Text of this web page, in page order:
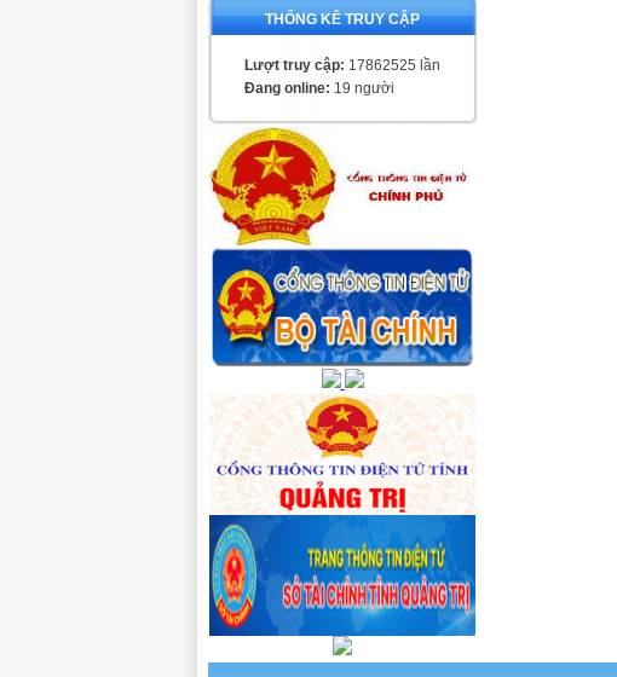
THỐNG KÊ TRUY CẬP
Lượt truy cập: 17862525 lần
Đang online: 19 người